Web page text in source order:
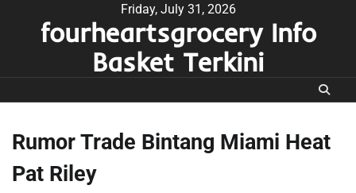
Friday, July 31, 2026
fourheartsgrocery Info
Basket Terkini
Rumor Trade Bintang Miami Heat
Pat Riley